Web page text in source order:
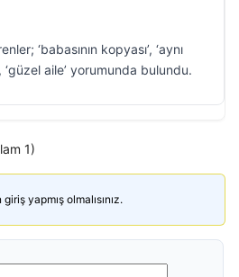
‘babasının kopyası’, ‘aynı
‘güzel aile’ yorumunda bulundu.
1)
yapmış olmalısınız.